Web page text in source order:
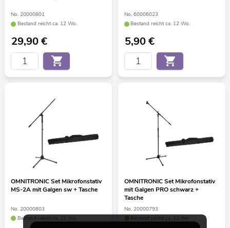
No. 20000801
Bestand reicht ca. 12 Wo.
29,90€
No. 60006023
Bestand reicht ca. 12 Wo.
5,90€
OMNITRONIC Set Mikrofonstativ
MS-2A mit Galgen sw + Tasche
No. 20000803
Bestand reicht ca. 12 Wo.
OMNITRONIC Set Mikrofonstativ
mit Galgen PRO schwarz +
Tasche
No. 20000793
Bestand reicht ca. 12 Wo.